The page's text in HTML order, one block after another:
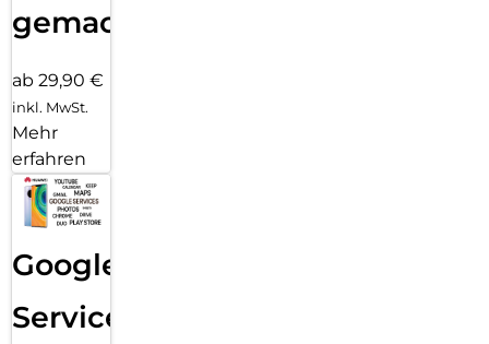
gemacht!
ab 29,90 €
inkl. MwSt.
Mehr
erfahren
Google
Services